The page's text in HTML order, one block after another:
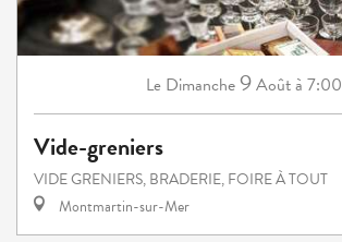
Le Dimanche9Aoûtà 7:00
Vide-greniers
VIDE GRENIERS, BRADERIE, FOIRE À TOUT
Montmartin-sur-Mer